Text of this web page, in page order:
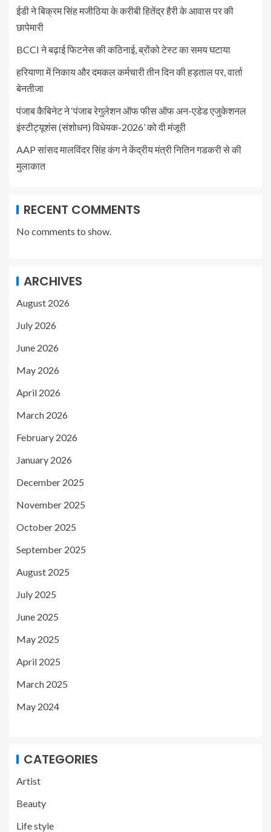
ईडी ने बिक्रम सिंह मजीठिया के करीबी हितेंद्र हैरी के आवास पर की
छापेमारी
BCCI ने बढ़ाई फिटनेस की कठिनाई, ब्रोंको टेस्ट का समय घटाया
हरियाणा में निकाय और दमकल कर्मचारी तीन दिन की हड़ताल पर, वार्ता
बेनतीजा
पंजाब कैबिनेट ने ‘पंजाब रेगुलेशन ऑफ फीस ऑफ अन-एडेड एजुकेशनल
इंस्टीट्यूशंस (संशोधन) विधेयक-2026’ को दी मंजूरी
AAP सांसद मालविंदर सिंह कंग ने केंद्रीय मंत्री नितिन गडकरी से की
मुलाकात
RECENT COMMENTS
No comments to show.
ARCHIVES
August 2026
July 2026
June 2026
May 2026
April 2026
March 2026
February 2026
January 2026
December 2025
November 2025
October 2025
September 2025
August 2025
July 2025
June 2025
May 2025
April 2025
March 2025
May 2024
CATEGORIES
Artist
Beauty
Life style